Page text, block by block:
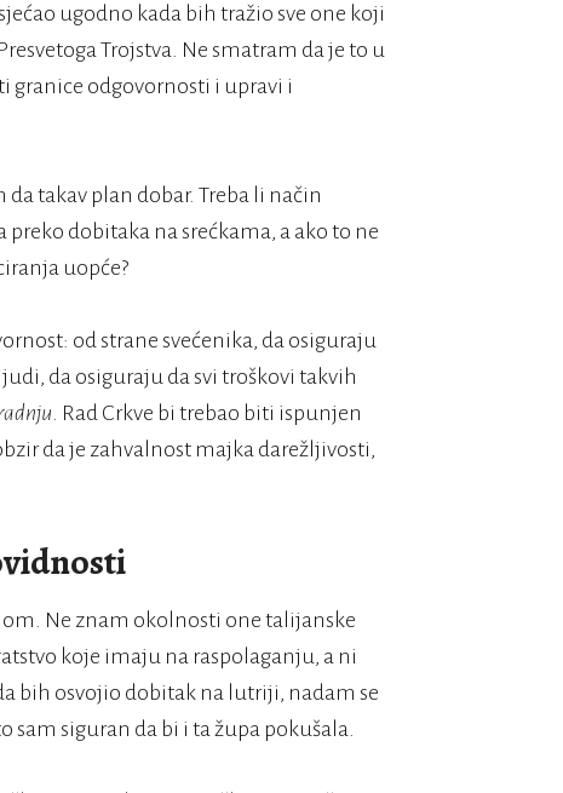
ugodno kada bih tražio sve one koji
Trojstva. Ne smatram da je to u
granice odgovornosti i upravi i
takav plan dobar. Treba li način
dobitaka na srećkama, a ako to ne
uopće?
od strane svećenika, da osiguraju
da osiguraju da svi troškovi takvih
. Rad Crkve bi trebao biti ispunjen
da je zahvalnost majka darežljivosti,
Ne znam okolnosti one talijanske
koje imaju na raspolaganju, a ni
bih osvojio dobitak na lutriji, nadam se
sam siguran da bi i ta župa pokušala.